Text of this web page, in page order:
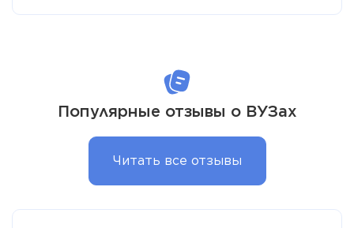
Популярные отзывы о ВУЗах
Читать все отзывы